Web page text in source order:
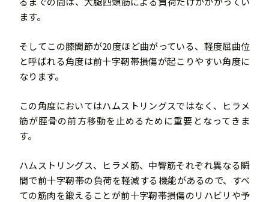
ます。
そしてこの膝関節が20度ほど曲がっている、軽度屈曲位
と呼ばれる角度は前十字靭帯損傷が起こりやすい角度に
なります。
この角度においてはハムストリングスではなく、ヒラメ
筋が脛骨の前方移動を止めるために重要となってきま
す。
ハムストリングス、ヒラメ筋、中臀筋それぞれ異なる瞬
間で前十字靭帯の負荷を軽減する機能があるので、すべ
ての筋肉を鍛えることが前十字靭帯損傷のリハビリや予